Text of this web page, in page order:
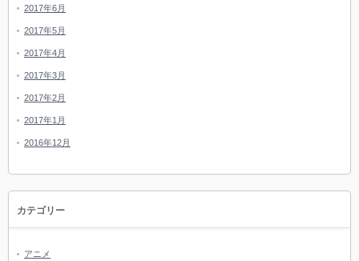
2017年6月
2017年5月
2017年4月
2017年3月
2017年2月
2017年1月
2016年12月
カテゴリー
アニメ